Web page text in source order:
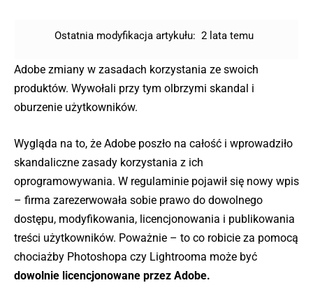
Ostatnia modyfikacja artykułu: 2 lata temu
Adobe zmiany w zasadach korzystania ze swoich
produktów. Wywołali przy tym olbrzymi skandal i
oburzenie użytkowników.
Wygląda na to, że Adobe poszło na całość i wprowadziło
skandaliczne zasady korzystania z ich
oprogramowywania. W regulaminie pojawił się nowy wpis
– firma zarezerwowała sobie prawo do dowolnego
dostępu, modyfikowania, licencjonowania i publikowania
treści użytkowników. Poważnie – to co robicie za pomocą
chociażby Photoshopa czy Lightrooma może być
dowolnie licencjonowane przez Adobe.